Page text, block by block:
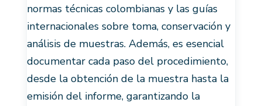
normas técnicas colombianas y las guías
internacionales sobre toma, conservación y
análisis de muestras. Además, es esencial
documentar cada paso del procedimiento,
desde la obtención de la muestra hasta la
emisión del informe, garantizando la